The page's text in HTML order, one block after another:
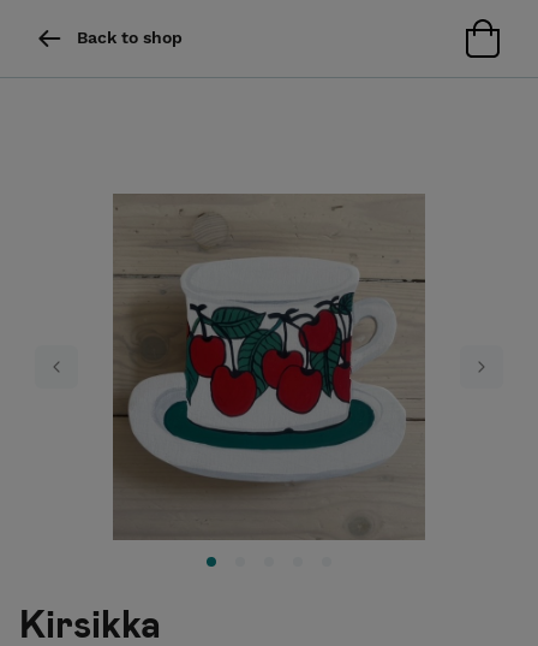
Back to shop
Previous Next
Kirsikka